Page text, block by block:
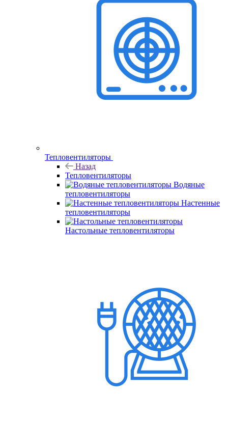
Тепловентиляторы
Назад
Тепловентиляторы
Водяные
тепловентиляторы
Настенные
тепловентиляторы
Настольные тепловентиляторы